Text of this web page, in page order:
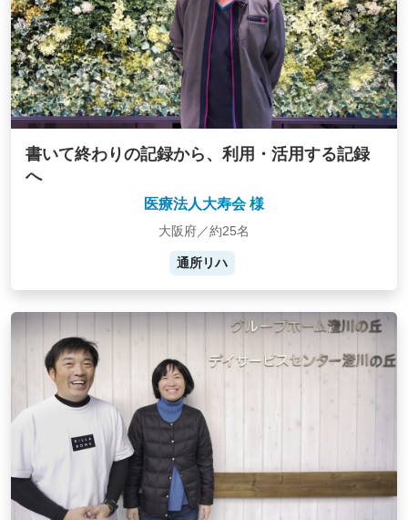
書いて終わりの記録から、利用・活用する記録
へ
医療法人大寿会 様
大阪府／約25名
通所リハ